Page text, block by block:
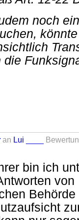
noch
an Lui ____
bin ich